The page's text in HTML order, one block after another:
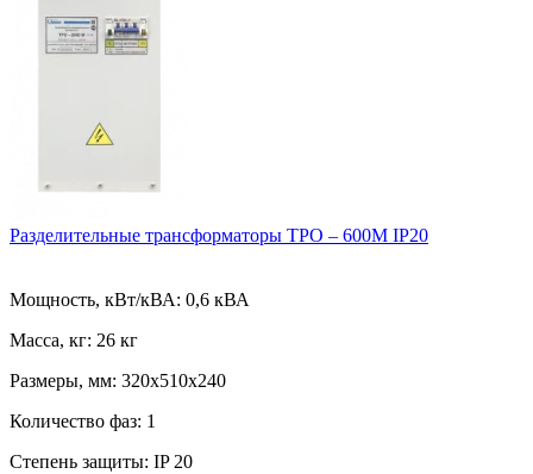
Разделительные трансформаторы ТРО – 600М IP20
Мощность, кВт/кВА: 0,6 кВА
Масса, кг: 26 кг
Размеры, мм: 320х510х240
Количество фаз: 1
Степень защиты: IP 20